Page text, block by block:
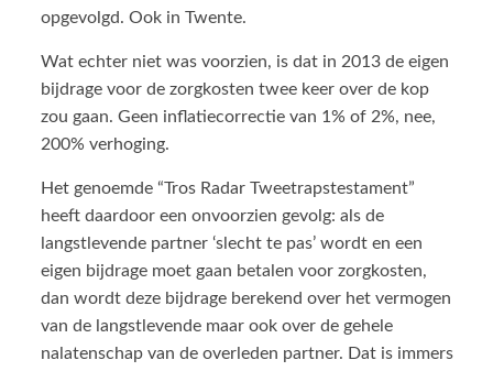
opgevolgd. Ook in Twente.
Wat echter niet was voorzien, is dat in 2013 de eigen
bijdrage voor de zorgkosten twee keer over de kop
zou gaan. Geen inflatiecorrectie van 1% of 2%, nee,
200% verhoging.
Het genoemde “Tros Radar Tweetrapstestament”
heeft daardoor een onvoorzien gevolg: als de
langstlevende partner ‘slecht te pas’ wordt en een
eigen bijdrage moet gaan betalen voor zorgkosten,
dan wordt deze bijdrage berekend over het vermogen
van de langstlevende maar ook over de gehele
nalatenschap van de overleden partner. Dat is immers